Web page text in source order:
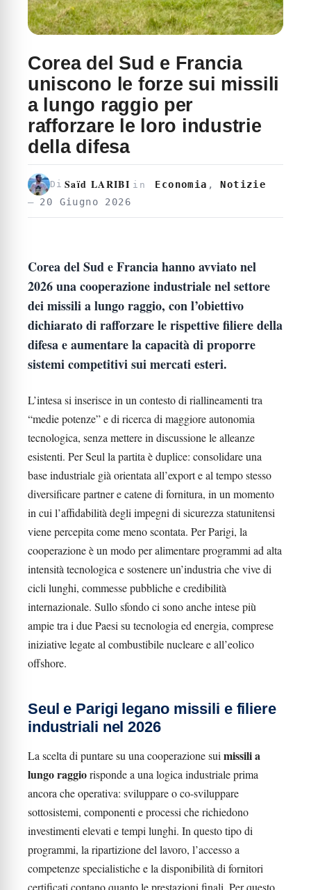
Corea del Sud e Francia
uniscono le forze sui missili
a lungo raggio per
rafforzare le loro industrie
della difesa
20 Giugno 2026
Di Saïd LARIBI in Economia ,Notizie
Corea del Sud e Francia hanno avviato nel
2026 una cooperazione industriale nel settore
dei missili a lungo raggio, con l’obiettivo
dichiarato di rafforzare le rispettive filiere della
difesa e aumentare la capacità di proporre
sistemi competitivi sui mercati esteri.
L’intesa si inserisce in un contesto di riallineamenti tra
“medie potenze” e di ricerca di maggiore autonomia
tecnologica, senza mettere in discussione le alleanze
esistenti. Per Seul la partita è duplice: consolidare una
base industriale già orientata all’export e al tempo stesso
diversificare partner e catene di fornitura, in un momento
in cui l’affidabilità degli impegni di sicurezza statunitensi
viene percepita come meno scontata. Per Parigi, la
cooperazione è un modo per alimentare programmi ad alta
intensità tecnologica e sostenere un’industria che vive di
cicli lunghi, commesse pubbliche e credibilità
internazionale. Sullo sfondo ci sono anche intese più
ampie tra i due Paesi su tecnologia ed energia, comprese
iniziative legate al combustibile nucleare e all’eolico
offshore.
Seul e Parigi legano missili e filiere
industriali nel 2026
La scelta di puntare su una cooperazione sui missili a
lungo raggiorisponde a una logica industriale prima
ancora che operativa: sviluppare o co-sviluppare
sottosistemi, componenti e processi che richiedono
investimenti elevati e tempi lunghi. In questo tipo di
programmi, la ripartizione del lavoro, l’accesso a
competenze specialistiche e la disponibilità di fornitori
certificati contano quanto le prestazioni finali. Per questo